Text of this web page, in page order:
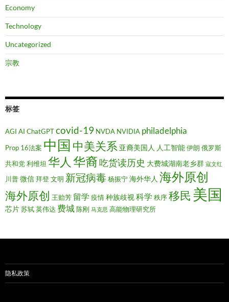
Economy
Technology
Uncategorized
宗教
标签
AGI AI ChatGPTcovid-19 NVDA NVIDIA philadelphia
Prop 16法案 中国 中美关系 亚裔美国人 人工智能伊朗 俄罗斯
共和党利维坦 华人 华裔吃货读历史 大费城湖南老乡群 寇文红
川普微信 拜登文明 新冠病毒杨振宁海外华人 海外原创
海外原创 王贻芳 留学 疫情种族歧视科学 秩序移民 美国
芯片苏轼英伟达 费城陈刚 马克思 高能物理研究所
隐私政策